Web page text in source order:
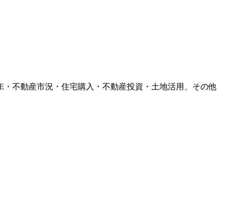
不動産市況・住宅購入・不動産投資・土地活用、その他